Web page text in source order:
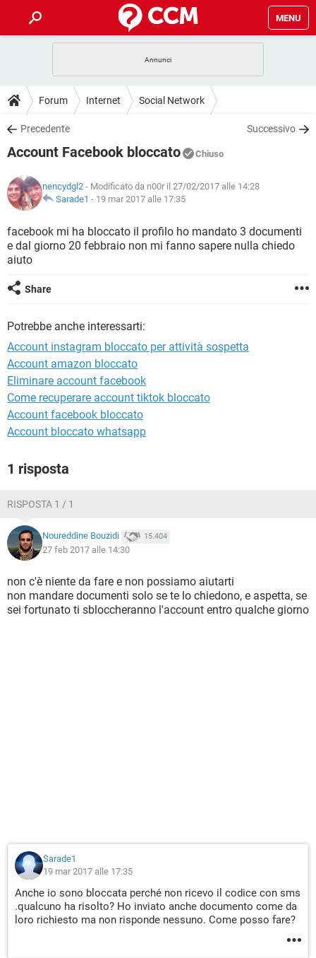
MENU
INTRATTENIMENTO ANDROID
iOS
INSTAGRAM WHATSAPP
TIKTOK
HARDWARE
GUIDE
COVID-19
INSTAGRAM WHATSAPP
TIKTOK
HARDWARE
DOWNLOAD
COVID-19 GAMING
INTRATTENIMENTO
iOS WINDOWS 10
INSTAGRAM WHATSAPP
TIKTOK FACEBOOK
COVID-19 GAMING
INTRATTENIMENTO
iOS WINDOWS 10
INSTAGRAM
TIKTOK
GLOSSARIO
COVID-19 GAMING
INTRATTENIMENTO ANDROID
INSTAGRAM
TIKTOK
HARDWARE
Forum Internet Social Network
Precedente Successivo
Account Facebook bloccato Chiuso
nencydgl2 - Modificato da n00r il 27/02/2017 alle 14:28
Sarade1 - 19 mar 2017 alle 17:35
facebook mi ha bloccato il profilo ho mandato 3 documenti
e dal giorno 20 febbraio non mi fanno sapere nulla chiedo
aiuto
Share
Potrebbe anche interessarti:
Account instagram bloccato per attività sospetta
Account amazon bloccato
Eliminare account facebook
Come recuperare account tiktok bloccato
Account facebook bloccato
Account bloccato whatsapp
1 risposta
RISPOSTA 1 / 1
Noureddine Bouzidi 15.404
27 feb 2017 alle 14:30
non c'è niente da fare e non possiamo aiutarti
non mandare documenti solo se te lo chiedono, e aspetta, se
sei fortunato ti sbloccheranno l'account entro qualche giorno
Sarade1
19 mar 2017 alle 17:35
Anche io sono bloccata perché non ricevo il codice con sms
.qualcuno ha risolto? Ho inviato anche documento come da
loro richiesto ma non risponde nessuno. Come posso fare?